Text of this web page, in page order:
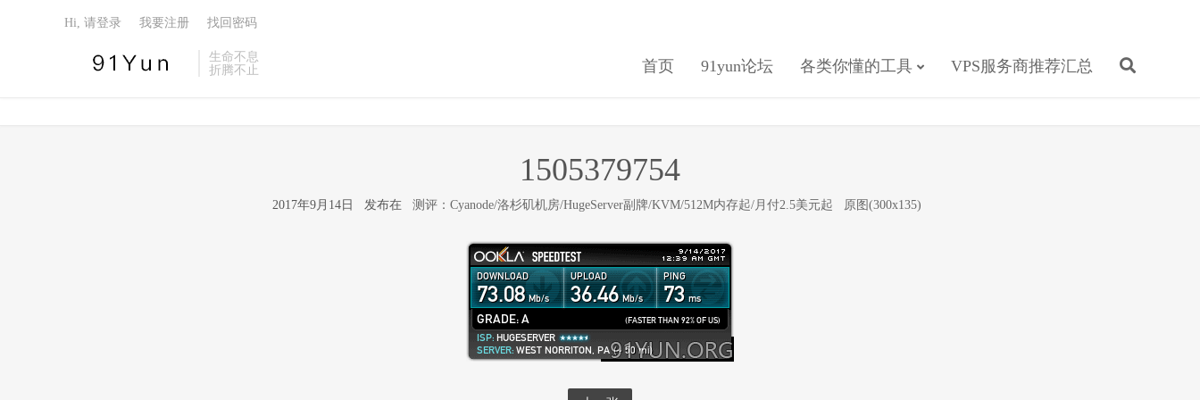
生命不息
折腾不止
首页 91yun论坛 各类你懂的工具 VPS服务商推荐汇总
Hi, 请登录 我要注册 找回密码
1505379754
2017年9月14日 发布在 测评：Cyanode/洛杉矶机房/HugeServer副牌/KVM/512M内存起/月付2.5美元起 原图(300x135)